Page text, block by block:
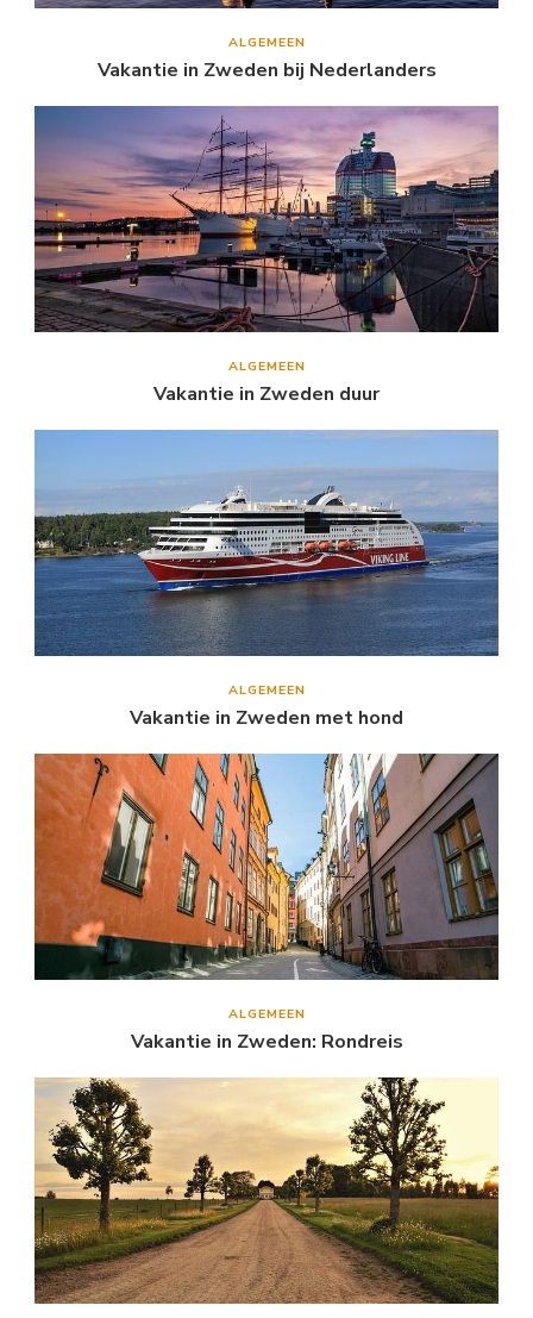
ALGEMEEN
Vakantie in Zweden bij Nederlanders
ALGEMEEN
Vakantie in Zweden duur
ALGEMEEN
Vakantie in Zweden met hond
ALGEMEEN
Vakantie in Zweden: Rondreis